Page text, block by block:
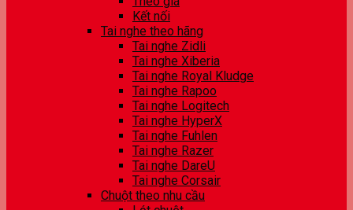
Kết nối
Tai nghe theo hãng
Tai nghe Zidli
Tai nghe Xiberia
Tai nghe Royal Kludge
Tai nghe Rapoo
Tai nghe Logitech
Tai nghe HyperX
Tai nghe Fuhlen
Tai nghe Razer
Tai nghe DareU
Tai nghe Corsair
Chuột theo nhu cầu